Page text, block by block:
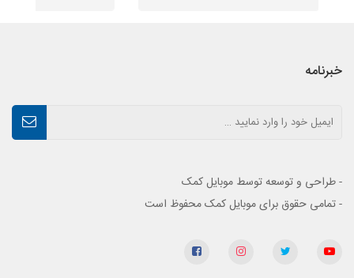
خبرنامه
- طراحی و توسعه توسط موبایل کمک
- تمامی حقوق برای موبایل کمک محفوظ است